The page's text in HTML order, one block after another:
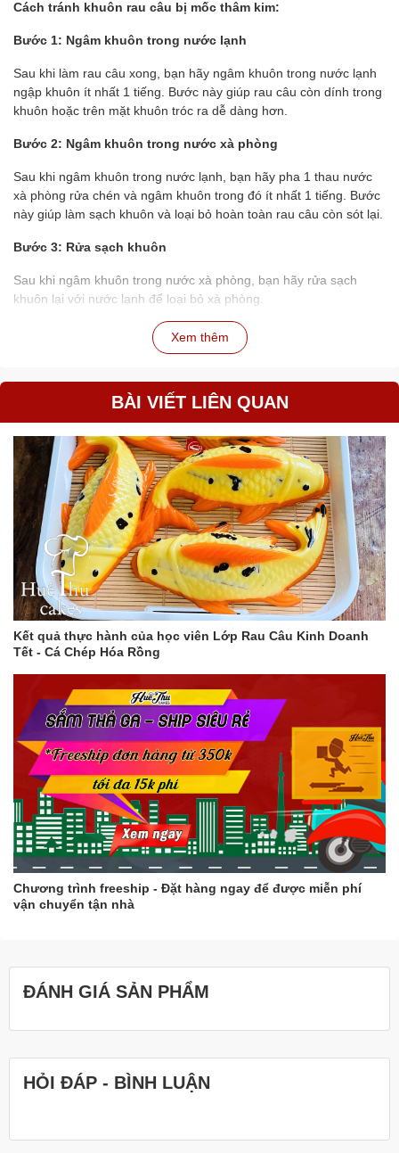
Cách tránh khuôn rau câu bị mốc thâm kim:
Bước 1: Ngâm khuôn trong nước lạnh
Sau khi làm rau câu xong, bạn hãy ngâm khuôn trong nước lạnh
ngập khuôn ít nhất 1 tiếng. Bước này giúp rau câu còn dính trong
khuôn hoặc trên mặt khuôn tróc ra dễ dàng hơn.
Bước 2: Ngâm khuôn trong nước xà phòng
Sau khi ngâm khuôn trong nước lạnh, bạn hãy pha 1 thau nước
xà phòng rửa chén và ngâm khuôn trong đó ít nhất 1 tiếng. Bước
này giúp làm sạch khuôn và loại bỏ hoàn toàn rau câu còn sót lại.
Bước 3: Rửa sạch khuôn
Sau khi ngâm khuôn trong nước xà phòng, bạn hãy rửa sạch
khuôn lại với nước lạnh để loại bỏ xà phòng.
Bước 4: Phơi khô khuôn
hết. Sau đó, bạn có thể phơi khuôn dưới ánh nắng mặt trời hoặc
hong khô bằng máy sấy.
Lưu ý
Bạn nên ngâm khuôn trong nước lạnh và nước xà phòng ít
nhất 1 tiếng để rau câu tróc ra dễ dàng và khuôn được làm
sạch hoàn toàn.
Bạn có thể ngâm khuôn trong nước lạnh qua ngày, 2-3
ngày, thậm chí cả tuần mà không lo khuôn bị nhớt. Tuy
nhiên, nếu chỉ ngâm nước lạnh mà không ngâm nước xà
phòng, thì khuôn sẽ bị nhớt khi ngâm lâu trên 1 ngày.
Bạn có thể phơi khuôn dưới ánh nắng mặt trời hoặc hong
khô bằng máy sấy đều được. Tuy nhiên, nếu phơi khuôn
dưới ánh nắng mặt trời, bạn nên lưu ý che đậy khuôn để
tránh bụi bẩn bám vào.
Với cách làm này, khuôn rau câu của bạn sẽ luôn sạch sẽ và
không bị mốc thâm kim.
Thêm một số mẹo giúp khuôn rau câu không bị mốc thâm
kim
Sau khi rửa sạch khuôn, bạn có thể tráng sơ qua nước sôi
để khử trùng.
Bạn nên bảo quản khuôn rau câu ở nơi khô ráo, thoáng
mát.
Hy vọng những thông tin trên sẽ giúp bạn giữ cho khuôn rau câu
của mình luôn sạch đẹp và bền lâu.
Xem thêm
BÀI VIẾT LIÊN QUAN
Kết quả thực hành của học viên Lớp Rau Câu Kinh Doanh
Tết - Cá Chép Hóa Rồng
Chương trình freeship - Đặt hàng ngay để được miễn phí
vận chuyển tận nhà
ĐÁNH GIÁ SẢN PHẨM
HỎI ĐÁP - BÌNH LUẬN